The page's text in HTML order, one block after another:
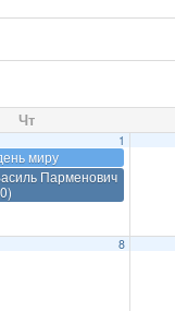
Чт
1
миру
Парменович
8